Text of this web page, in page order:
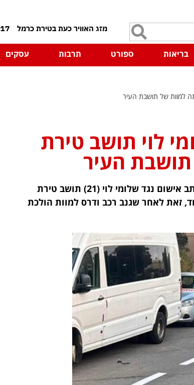
17
בריאות ספורט תרבות עסקים
למוות של תושבת העיר
לוי תושב טירת
העיר
פרקליטות מחוז חיפה (פלילי) הגישה לבית המשפט המחוזי בחיפה כתב אישום נגד שלומי לוי (21) תושב טירת
זאת לאחר שגנב רכב ודרס למוות הולכת